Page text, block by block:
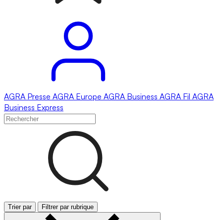
AGRA Presse AGRA Europe AGRA Business AGRA Fil AGRA
Business Express
Trier par Filtrer par rubrique